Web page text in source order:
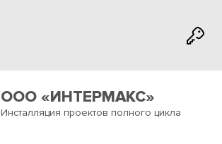
ООО «ИНТЕРМАКС»
Инсталляция проектов полного цикла